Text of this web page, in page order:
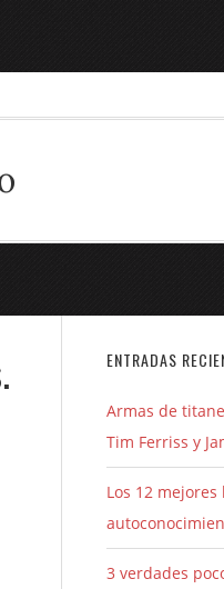
ENTRADAS
Armas de
Tim Ferriss y
Los 12
3 verdades